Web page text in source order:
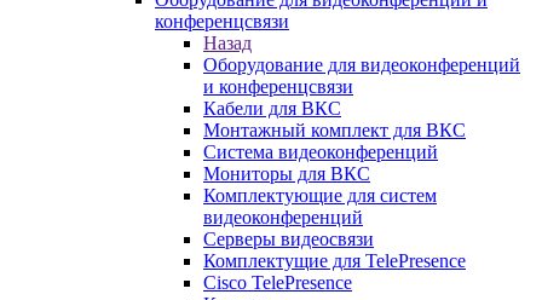
конференцсвязи
Назад
Оборудование для видеоконференций
и конференцсвязи
Кабели для ВКС
Монтажный комплект для ВКС
Система видеоконференций
Мониторы для ВКС
Комплектующие для систем
видеоконференций
Серверы видеосвязи
Комплектущие для TelePresence
Cisco TelePresence